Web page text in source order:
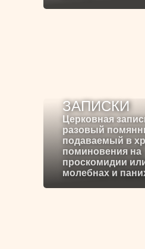
ЗАПИСКИ
Церковная
разовый
подаваемый в
поминовения на
проскомидии
молебнах и